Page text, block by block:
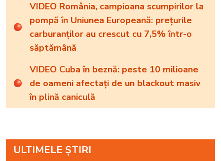
VIDEO România, campioana scumpirilor la
pompă în Uniunea Europeană: prețurile
carburanților au crescut cu 7,5% într-o
săptămână
VIDEO Cuba în beznă: peste 10 milioane
de oameni afectați de un blackout masiv
în plină caniculă
ULTIMELE ȘTIRI